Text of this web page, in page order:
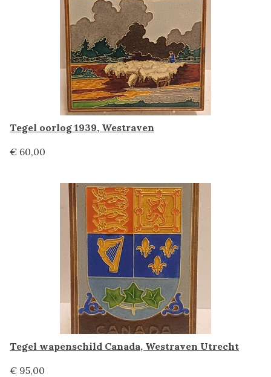
Tegel oorlog 1939, Westraven
€ 60,00
Tegel wapenschild Canada, Westraven Utrecht
€ 95,00